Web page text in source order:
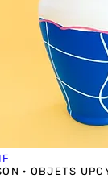
· OBJETS